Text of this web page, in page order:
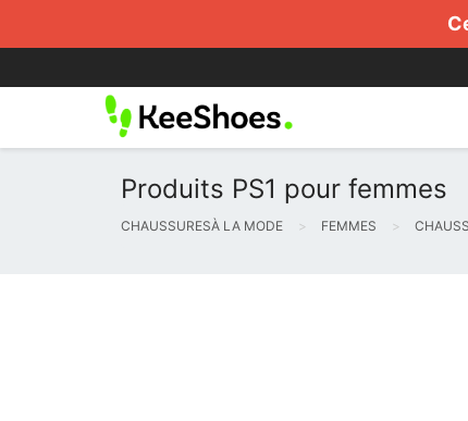
Produits PS1 pour femmes
CHAUSSURESÀ LA MODE FEMMES